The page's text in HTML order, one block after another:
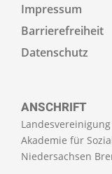
ANSCHRIFT
Akademie für
Niedersachsen
Impressum
Barrierefreiheit
Datenschutz